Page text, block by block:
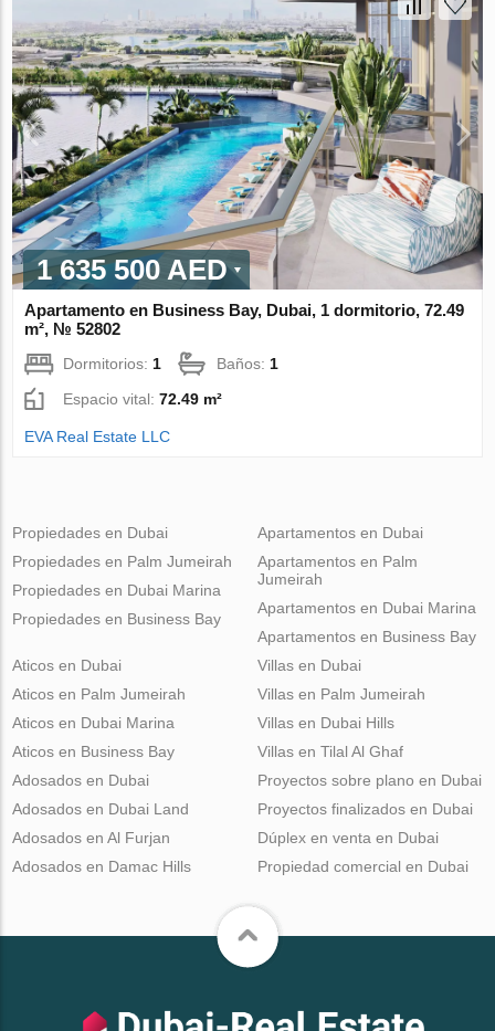
1 635 500 AED
Apartamento en Business Bay, Dubai, 1 dormitorio, 72.49
m², № 52802
Dormitorios: 1 Baños: 1
Espacio vital:72.49 m²
EVA Real Estate LLC
Propiedades en Dubai
Propiedades en Palm Jumeirah
Propiedades en Dubai Marina
Propiedades en Business Bay
Apartamentos en Dubai
Apartamentos en Palm
Jumeirah
Apartamentos en Dubai Marina
Apartamentos en Business Bay
Aticos en Dubai
Aticos en Palm Jumeirah
Aticos en Dubai Marina
Aticos en Business Bay
Villas en Dubai
Villas en Palm Jumeirah
Villas en Dubai Hills
Villas en Tilal Al Ghaf
Adosados en Dubai
Adosados en Dubai Land
Adosados en Al Furjan
Adosados en Damac Hills
Proyectos sobre plano en Dubai
Proyectos finalizados en Dubai
Dúplex en venta en Dubai
Propiedad comercial en Dubai